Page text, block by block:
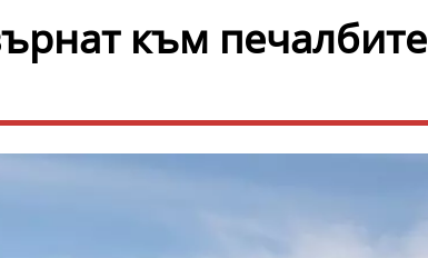
към печалбите